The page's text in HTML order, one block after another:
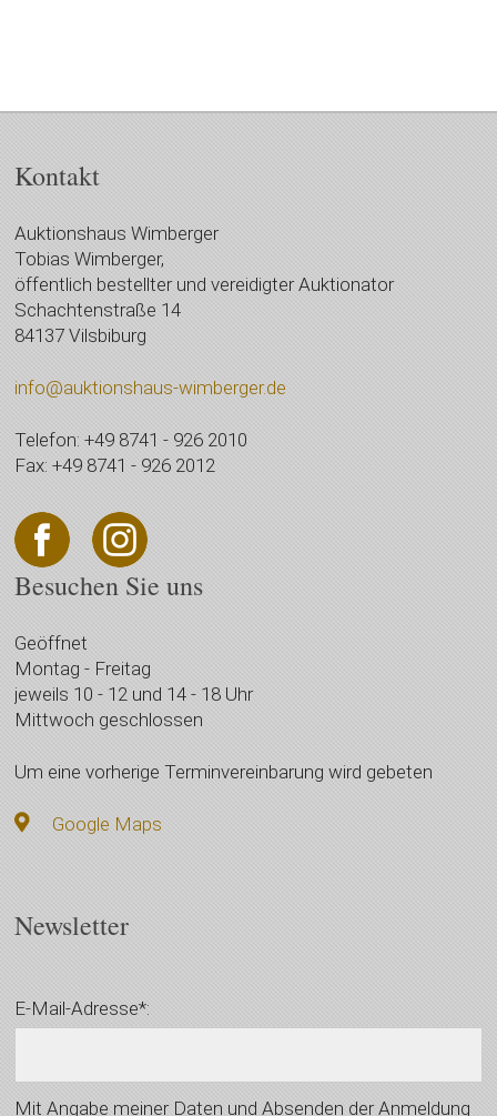
Kontakt
Auktionshaus Wimberger
Tobias Wimberger,
öffentlich bestellter und vereidigter Auktionator
Schachtenstraße 14
84137 Vilsbiburg
info@auktionshaus-wimberger.de
Telefon: +49 8741 - 926 2010
Fax: +49 8741 - 926 2012
Besuchen Sie uns
Geöffnet
Montag - Freitag
jeweils 10 - 12 und 14 - 18 Uhr
Mittwoch geschlossen
Um eine vorherige Terminvereinbarung wird gebeten
Google Maps
Newsletter
E-Mail-Adresse*:
Mit Angabe meiner Daten und Absenden der Anmeldung